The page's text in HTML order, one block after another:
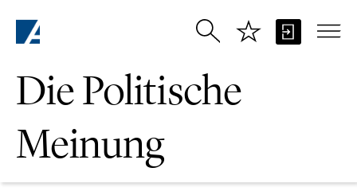
Die Politische
Meinung